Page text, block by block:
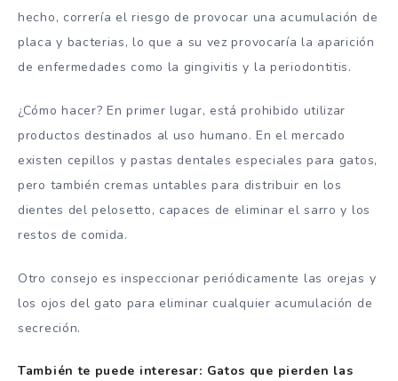
hecho, correría el riesgo de provocar una acumulación de
placa y bacterias, lo que a su vez provocaría la aparición
de enfermedades como la gingivitis y la periodontitis.
¿Cómo hacer? En primer lugar, está prohibido utilizar
productos destinados al uso humano. En el mercado
existen cepillos y pastas dentales especiales para gatos,
pero también cremas untables para distribuir en los
dientes del pelosetto, capaces de eliminar el sarro y los
restos de comida.
Otro consejo es inspeccionar periódicamente las orejas y
los ojos del gato para eliminar cualquier acumulación de
secreción.
También te puede interesar: Gatos que pierden las